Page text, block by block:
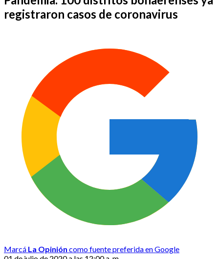
registraron casos de coronavirus
Marcá La Opinión como fuente preferida en Google